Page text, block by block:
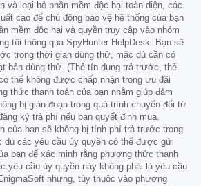
và loại bỏ phần mềm độc hại toàn diện, các
cao để chủ động bảo vệ hệ thống của bạn
mềm độc hại và quyền truy cập vào nhóm
tôi thông qua SpyHunter HelpDesk. Bạn sẽ
trong thời gian dùng thử, mặc dù cần có
bản dùng thử. (Thẻ tín dụng trả trước, thẻ
thể không được chấp nhận trong ưu đãi
thức thanh toán của bạn nhằm giúp đảm
bị gián đoạn trong quá trình chuyển đổi từ
ký trả phí nếu bạn quyết định mua.
của bạn sẽ không bị tính phí trả trước trong
dù các yêu cầu ủy quyền có thể được gửi
bạn để xác minh rằng phương thức thanh
yêu cầu ủy quyền này không phải là yêu cầu
nhưng, tùy thuộc vào phương